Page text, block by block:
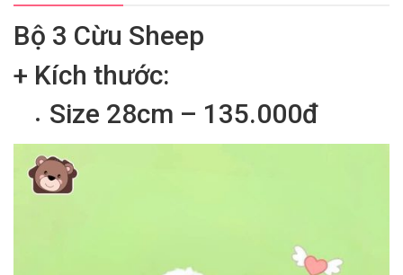
Bộ 3 Cừu Sheep
+ Kích thước:
Size 28cm – 135.000đ